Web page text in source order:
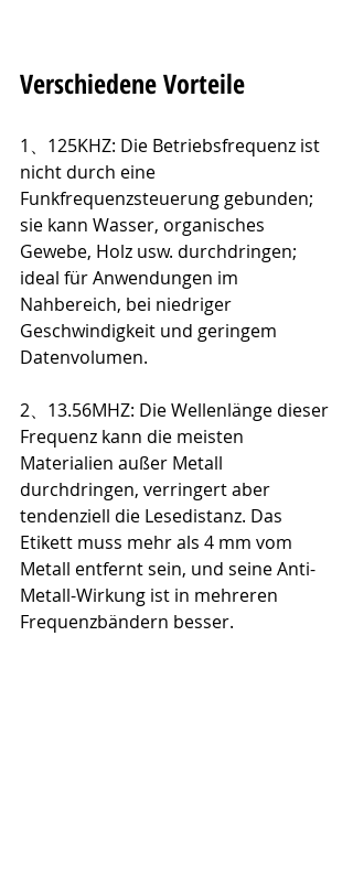
Verschiedene Vorteile
1、125KHZ: Die Betriebsfrequenz ist
nicht durch eine
Funkfrequenzsteuerung gebunden;
sie kann Wasser, organisches
Gewebe, Holz usw. durchdringen;
ideal für Anwendungen im
Nahbereich, bei niedriger
Geschwindigkeit und geringem
Datenvolumen.
2、13.56MHZ: Die Wellenlänge dieser
Frequenz kann die meisten
Materialien außer Metall
durchdringen, verringert aber
tendenziell die Lesedistanz. Das
Etikett muss mehr als 4 mm vom
Metall entfernt sein, und seine Anti-
Metall-Wirkung ist in mehreren
Frequenzbändern besser.